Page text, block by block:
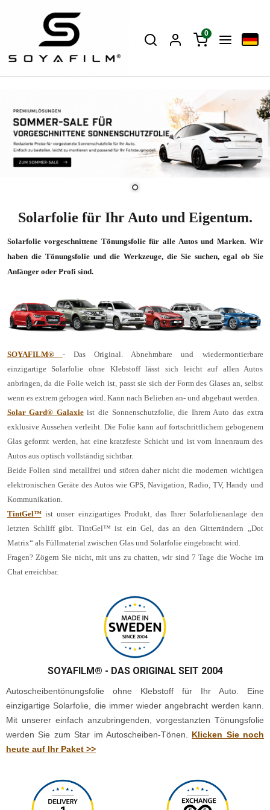
0
Solarfolie für Ihr Auto und Eigentum.
Solarfolie vorgeschnittene Tönungsfolie für alle Autos und Marken. Wir
haben die Tönungsfolie und die Werkzeuge, die Sie suchen, egal ob Sie
Anfänger oder Profi sind.
SOYAFILM® - Das Original. Abnehmbare und wiedermontierbare
einzigartige Solarfolie ohne Klebstoff lässt sich leicht auf allen Autos
anbringen, da die Folie weich ist, passt sie sich der Form des Glases an, selbst
wenn es extrem gebogen wird. Kann nach Belieben an- und abgebaut werden.
Solar Gard® Galaxieist die Sonnenschutzfolie, die Ihrem Auto das extra
exklusive Aussehen verleiht. Die Folie kann auf fortschrittlichem gebogenem
Glas geformt werden, hat eine kratzfeste Schicht und ist vom Innenraum des
Autos aus optisch vollständig sichtbar.
Beide Folien sind metallfrei und stören daher nicht die modernen wichtigen
elektronischen Geräte des Autos wie GPS, Navigation, Radio, TV, Handy und
Kommunikation.
TintGel™ist unser einzigartiges Produkt, das Ihrer Solarfolienanlage den
letzten Schliff gibt. TintGel™ ist ein Gel, das an den Gitterrändern „Dot
Matrix“ als Füllmaterial zwischen Glas und Solarfolie eingebracht wird.
Fragen? Zögern Sie nicht, mit uns zu chatten, wir sind 7 Tage die Woche im
Chat erreichbar.
SOYAFILM® - DAS ORIGINAL SEIT 2004
Autoscheibentönungsfolie ohne Klebstoff für Ihr Auto. Eine
einzigartige Solarfolie, die immer wieder angebracht werden kann.
Mit unserer einfach anzubringenden, vorgestanzten Tönungsfolie
werden Sie zum Star im Autoscheiben-Tönen. Klicken Sie noch
heute auf Ihr Paket >>